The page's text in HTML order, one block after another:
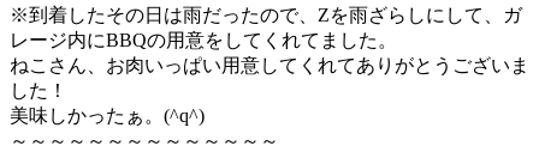
※到着したその日は雨だったので、Zを雨ざらしにして、ガ
レージ内にBBQの用意をしてくれてました。
ねこさん、お肉いっぱい用意してくれてありがとうございま
した！
美味しかったぁ。(^q^)
～～～～～～～～～～～～～～